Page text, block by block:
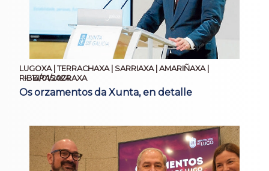
LUGOXA | TERRACHAXA | SARRIAXA | AMARIÑAXA |
RIBEIRASACRAXA
14/01/2024
Os orzamentos da Xunta, en detalle